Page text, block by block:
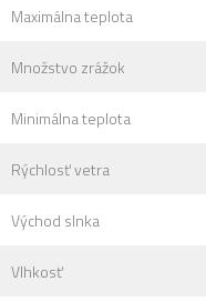
Maximálna teplota
Množstvo zrážok
Minimálna teplota
Rýchlosť vetra
Východ slnka
Vlhkosť